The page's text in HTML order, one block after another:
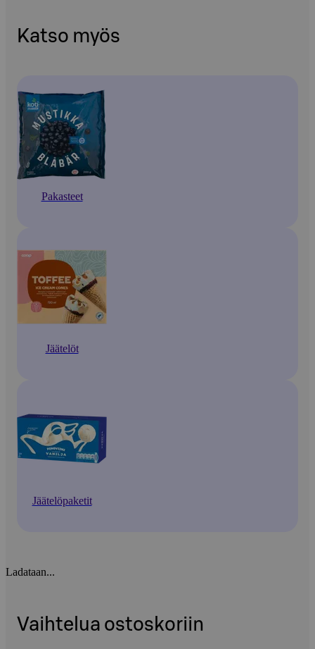
Katso myös
Pakasteet
Jäätelöt
Jäätelöpaketit
Ladataan...
Vaihtelua ostoskoriin